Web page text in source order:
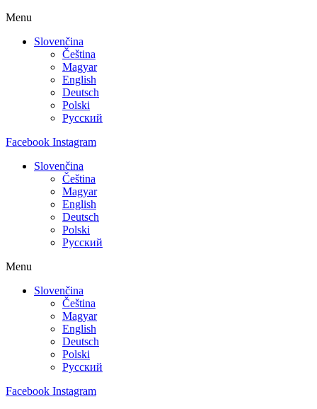
Menu
Slovenčina
Čeština
Magyar
English
Deutsch
Polski
Русский
Facebook Instagram
Slovenčina
Čeština
Magyar
English
Deutsch
Polski
Русский
Menu
Slovenčina
Čeština
Magyar
English
Deutsch
Polski
Русский
Facebook Instagram